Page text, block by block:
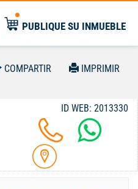
PUBLIQUE SU INMUEBLE
COMPARTIR IMPRIMIR
ID WEB: 2013330